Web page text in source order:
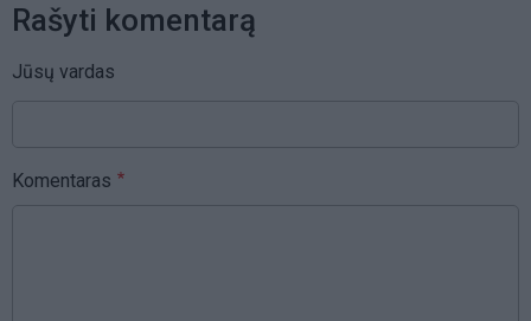
Rašyti komentarą
Jūsų vardas
Komentaras